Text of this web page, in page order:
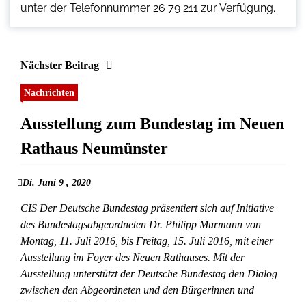
unter der Telefonnummer 26 79 211 zur Verfügung.
Nächster Beitrag
Nachrichten
Ausstellung zum Bundestag im Neuen
Rathaus Neumünster
Di. Juni 9 , 2020
CIS Der Deutsche Bundestag präsentiert sich auf Initiative
des Bundestagsabgeordneten Dr. Philipp Murmann von
Montag, 11. Juli 2016, bis Freitag, 15. Juli 2016, mit einer
Ausstellung im Foyer des Neuen Rathauses. Mit der
Ausstellung unterstützt der Deutsche Bundestag den Dialog
zwischen den Abgeordneten und den Bürgerinnen und